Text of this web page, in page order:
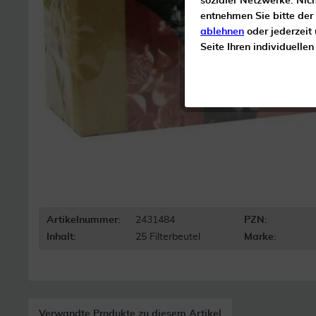
Artikelnummer: 2431484 PZN:
Inhalt:
25 Filterbeutel Marke:
Verwandte Produkte zu diesem Artikel
entnehmen Sie bitte der
ablehnen oder jederzeit
Seite Ihren